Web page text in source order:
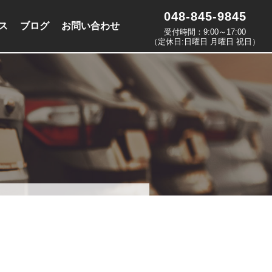
ブログ お問い合わせ
048-845-9845
受付時間：9:00～17:00
（定休日:日曜日 月曜日 祝日）